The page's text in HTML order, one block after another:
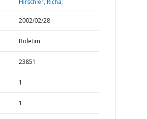
Hirschler, Richa;
2002/02/28
Boletim
23851
1
1